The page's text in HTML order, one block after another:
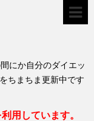
にか自分のダイエッ
ちまちま更新中です
用しています。